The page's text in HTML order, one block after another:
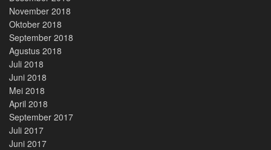
November 2018
Oktober 2018
September 2018
Agustus 2018
Juli 2018
Juni 2018
Mei 2018
April 2018
September 2017
Juli 2017
Juni 2017